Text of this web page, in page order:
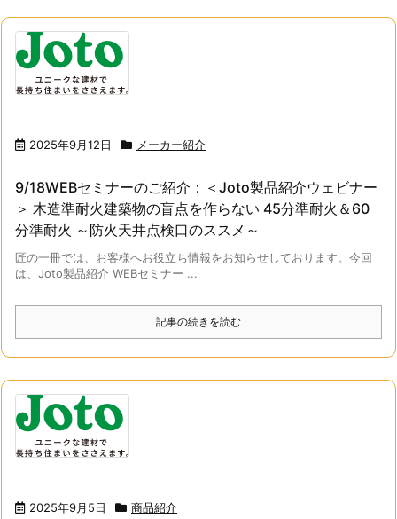
2025年9月12日 メーカー紹介
9/18WEBセミナーのご紹介：＜Joto製品紹介ウェビナー
＞ 木造準耐火建築物の盲点を作らない 45分準耐火＆60
分準耐火 ～防火天井点検口のススメ～
匠の一冊では、お客様へお役立ち情報をお知らせしております。今回
は、Joto製品紹介 WEBセミナー ...
記事の続きを読む
2025年9月5日 商品紹介